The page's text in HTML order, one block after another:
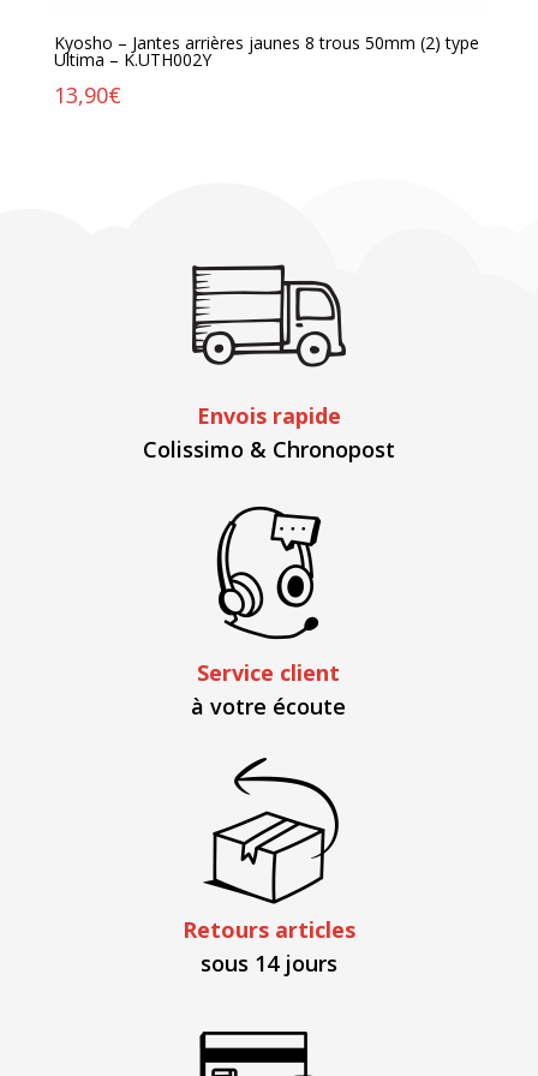
Kyosho – Jantes arrières jaunes 8 trous 50mm (2) type
Ultima – K.UTH002Y
13,90€
Envois rapide
Colissimo & Chronopost
Service client
à votre écoute
Retours articles
sous 14 jours